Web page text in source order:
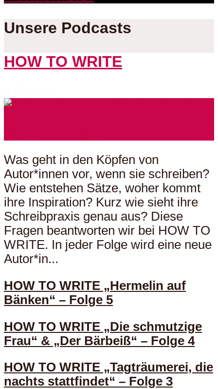
Unsere Podcasts
HOW TO WRITE
Was geht in den Köpfen von
Autor*innen vor, wenn sie schreiben?
Wie entstehen Sätze, woher kommt
ihre Inspiration? Kurz wie sieht ihre
Schreibpraxis genau aus? Diese
Fragen beantworten wir bei HOW TO
WRITE. In jeder Folge wird eine neue
Autor*in...
HOW TO WRITE „Hermelin auf
Bänken“ – Folge 5
HOW TO WRITE „Die schmutzige
Frau“ & „Der Bärbeiß“ – Folge 4
HOW TO WRITE „Tagträumerei, die
nachts stattfindet“ – Folge 3